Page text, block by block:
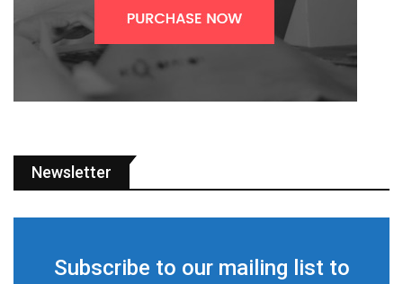
Newsletter
Subscribe to our mailing list to